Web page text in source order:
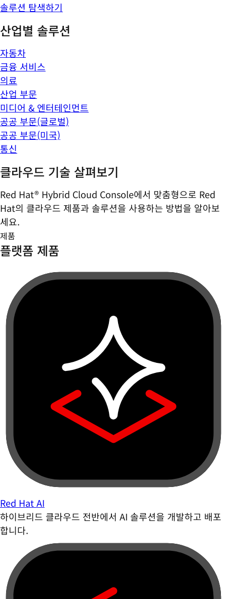
솔루션 탐색하기
산업별 솔루션
자동차
금융 서비스
의료
산업 부문
미디어 & 엔터테인먼트
공공 부문(글로벌)
공공 부문(미국)
통신
클라우드 기술 살펴보기
Red Hat® Hybrid Cloud Console에서 맞춤형으로 Red
Hat의 클라우드 제품과 솔루션을 사용하는 방법을 알아보
세요.
제품
플랫폼 제품
Red Hat AI
하이브리드 클라우드 전반에서 AI 솔루션을 개발하고 배포
합니다.